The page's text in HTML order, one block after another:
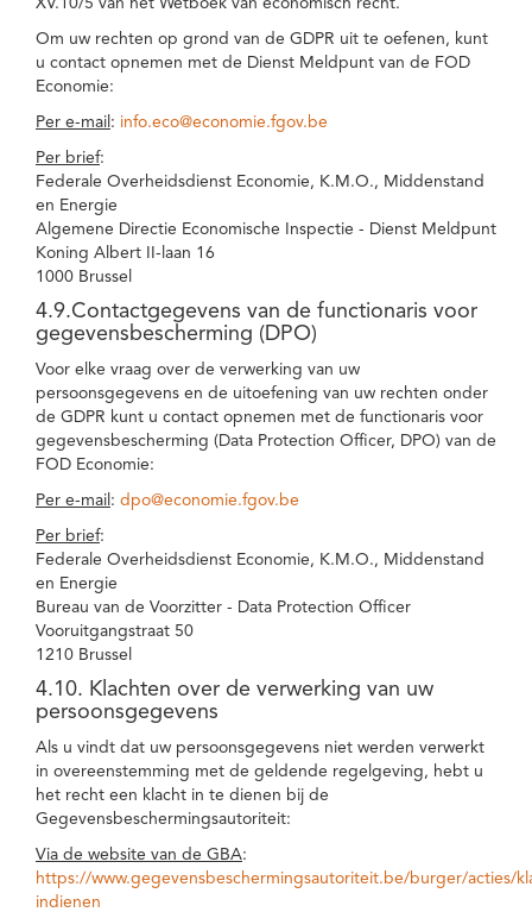
XV.10/5 van het Wetboek van economisch recht.
Om uw rechten op grond van de GDPR uit te oefenen, kunt
u contact opnemen met de Dienst Meldpunt van de FOD
Economie:
Per e-mail : info.eco@economie.fgov.be
Per brief:
Federale Overheidsdienst Economie, K.M.O., Middenstand
en Energie
Algemene Directie Economische Inspectie - Dienst Meldpunt
Koning Albert II-laan 16
1000 Brussel
4.9.Contactgegevens van de functionaris voor
gegevensbescherming (DPO)
Voor elke vraag over de verwerking van uw
persoonsgegevens en de uitoefening van uw rechten onder
de GDPR kunt u contact opnemen met de functionaris voor
gegevensbescherming (Data Protection Officer, DPO) van de
FOD Economie:
Per e-mail : dpo@economie.fgov.be
Per brief:
Federale Overheidsdienst Economie, K.M.O., Middenstand
en Energie
Bureau van de Voorzitter - Data Protection Officer
Vooruitgangstraat 50
1210 Brussel
4.10. Klachten over de verwerking van uw
persoonsgegevens
Als u vindt dat uw persoonsgegevens niet werden verwerkt
in overeenstemming met de geldende regelgeving, hebt u
het recht een klacht in te dienen bij de
Gegevensbeschermingsautoriteit:
Via de website van de GBA:
https://www.gegevensbeschermingsautoriteit.be/burger/acties/
indienen